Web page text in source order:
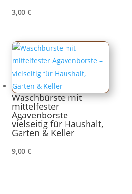
3,00 €
Waschbürste mit
mittelfester
Agavenborste –
vielseitig für Haushalt,
Garten & Keller
9,00 €